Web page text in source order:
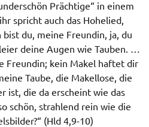
Prächtige“ in einem
spricht auch das Hohelied,
du, meine Freundin, ja, du
deine Augen wie Tauben. …
Freundin; kein Makel haftet dir
Taube, die Makellose, die
die da erscheint wie das
schön, strahlend rein wie die
(Hld 4,9-10)